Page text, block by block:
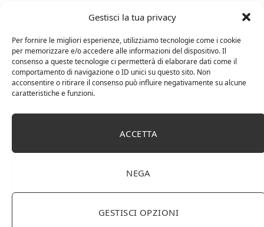
Gestisci la tua privacy
Per fornire le migliori esperienze, utilizziamo tecnologie come i cookie
per memorizzare e/o accedere alle informazioni del dispositivo. Il
consenso a queste tecnologie ci permetterà di elaborare dati come il
comportamento di navigazione o ID unici su questo sito. Non
acconsentire o ritirare il consenso può influire negativamente su alcune
caratteristiche e funzioni.
ACCETTA
NEGA
GESTISCI OPZIONI
trasparenti monouso 350 ML tacca 0,3 alta qualità
usa e getta bicchiere riciclabili per acqua bevande